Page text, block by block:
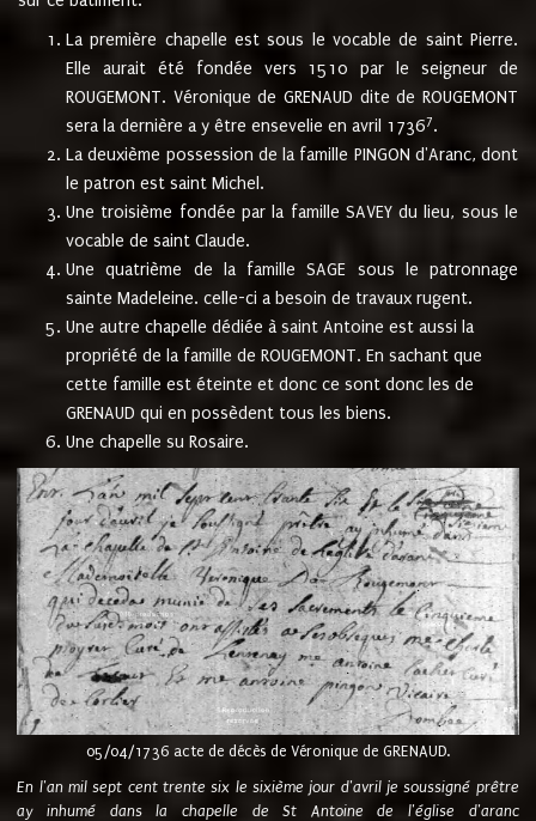
La première chapelle est sous le vocable de saint Pierre.
Elle aurait été fondée vers 1510 par le seigneur de
ROUGEMONT. Véronique de GRENAUD dite de ROUGEMONT
sera la dernière a y être ensevelie en avril 17367.
La deuxième possession de la famille PINGON d'Aranc, dont
le patron est saint Michel.
Une troisième fondée par la famille SAVEY du lieu, sous le
vocable de saint Claude.
Une quatrième de la famille SAGE sous le patronnage
sainte Madeleine. celle-ci a besoin de travaux rugent.
Une autre chapelle dédiée à saint Antoine est aussi la
propriété de la famille de ROUGEMONT. En sachant que
cette famille est éteinte et donc ce sont donc les de
GRENAUD qui en possèdent tous les biens.
Une chapelle su Rosaire.
05/04/1736 acte de décès de Véronique de GRENAUD.
En l'an mil sept cent trente six le sixième jour d'avril je soussigné prêtre
ay inhumé dans la chapelle de St Antoine de l'église d'aranc